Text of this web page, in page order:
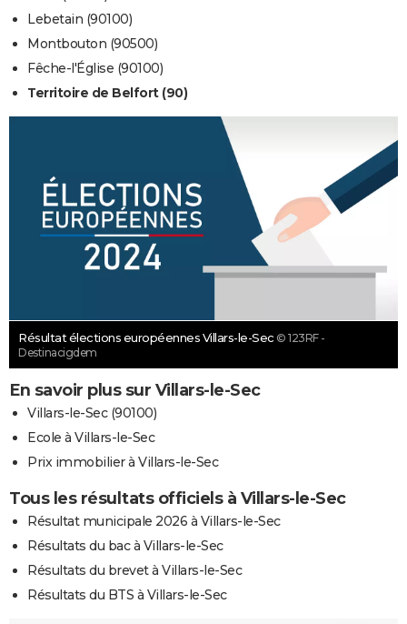
Lebetain (90100)
Montbouton (90500)
Fêche-l'Église (90100)
Territoire de Belfort (90)
Résultat élections européennes Villars-le-Sec © 123RF -
Destinacigdem
En savoir plus sur Villars-le-Sec
Villars-le-Sec (90100)
Ecole à Villars-le-Sec
Prix immobilier à Villars-le-Sec
Tous les résultats officiels à Villars-le-Sec
Résultat municipale 2026 à Villars-le-Sec
Résultats du bac à Villars-le-Sec
Résultats du brevet à Villars-le-Sec
Résultats du BTS à Villars-le-Sec